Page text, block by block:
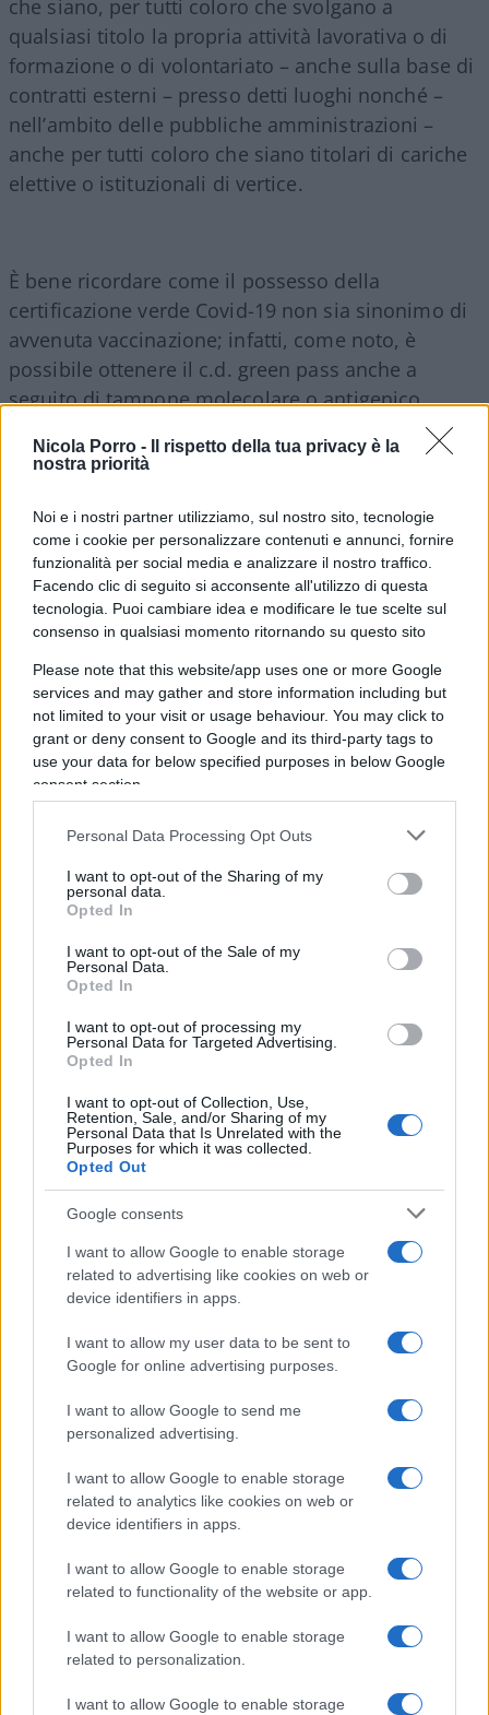
Nicola Porro -
Il rispetto della tua privacy è la
nostra priorità
Noi e i nostri partner utilizziamo, sul nostro sito, tecnologie
come i cookie per personalizzare contenuti e annunci, fornire
funzionalità per social media e analizzare il nostro traffico.
Facendo clic di seguito si acconsente all'utilizzo di questa
tecnologia. Puoi cambiare idea e modificare le tue scelte sul
consenso in qualsiasi momento ritornando su questo sito
Please note that this website/app uses one or more Google
services and may gather and store information including but
not limited to your visit or usage behaviour. You may click to
grant or deny consent to Google and its third-party tags to
use your data for below specified purposes in below Google
consent section.
Personal Data Processing Opt Outs
I want to opt-out of the Sharing of my
personal data.
Opted In
I want to opt-out of the Sale of my
Personal Data.
Opted In
I want to opt-out of processing my
Personal Data for Targeted Advertising.
Opted In
I want to opt-out of Collection, Use,
Retention, Sale, and/or Sharing of my
Personal Data that Is Unrelated with the
Purposes for which it was collected.
Opted Out
Google consents
I want to allow Google to enable storage
related to advertising like cookies on web or
device identifiers in apps.
I want to allow my user data to be sent to
Google for online advertising purposes.
I want to allow Google to send me
personalized advertising.
I want to allow Google to enable storage
related to analytics like cookies on web or
device identifiers in apps.
I want to allow Google to enable storage
related to functionality of the website or app.
I want to allow Google to enable storage
related to personalization.
I want to allow Google to enable storage
che siano, per tutti coloro che svolgano a
qualsiasi titolo la propria attività lavorativa o di
formazione o di volontariato – anche sulla base di
contratti esterni – presso detti luoghi nonché –
nell’ambito delle pubbliche amministrazioni –
anche per tutti coloro che siano titolari di cariche
elettive o istituzionali di vertice.
È bene ricordare come il possesso della
certificazione verde Covid-19 non sia sinonimo di
avvenuta vaccinazione; infatti, come noto, è
possibile ottenere il c.d. green pass anche a
seguito di tampone molecolare o antigenico
rapido avente esito negativo (nel primo caso il
green pass ha una durata limitata pari a 72 ore
seguito del rilascio del certificato di guarigione dal
Covid-19 (in tal caso, la durata delgreen passè
pari a 6 mesi dall’avvenuta guarigione). Degne di
nota le conseguenze previste dal legislatore nel
caso in cui il lavoratore sia sprovvisto di green
pass. Difatti, quest’ultimoverrà considerato
assente ingiustificato senza diritto alla
retribuzionesino alla presentazione della
certificazione verde Covid-19, seppur con diritto
alla conservazione del posto di lavoro. Risulta
datore di lavoro di avviare qualsiasi procedimento
disciplinare nei suoi confronti.
essere colto sul luogo di lavoro privo di green
pass, il datore di lavoro è legittimato ad irrogare
al dipendente le sanzioni disciplinari previste dal
contratto collettivo di riferimento ed il lavoratore
amministrativa pecuniaria di importo variabile tra
euro 600 ed euro 1.550.
#COVID #GREEN PASS
#LIBERTÀ
Pagina
Precedente
Leggi i commenti
SEDUTE SATIRICHE
Vignetta del 04/08/2026
Vai all'archivio delle vignette